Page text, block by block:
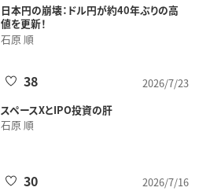
日本円の崩壊：ドル円が約40年ぶりの高
値を更新！
石原 順
2026/7/23
38
スペースXとIPO投資の肝
石原 順
2026/7/16
30